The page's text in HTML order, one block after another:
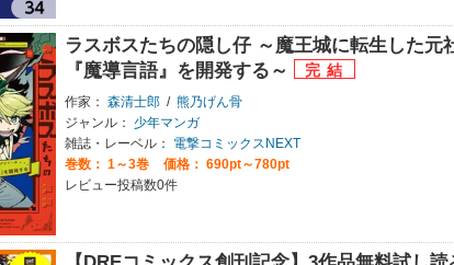
ラスボスたちの隠し仔 ～魔王城に転生した元
『魔導言語』を開発する～
作家： 森清士郎 / 熊乃げん骨
ジャンル：
少年マンガ
雑誌・レーベル：
電撃コミックスNEXT
巻数： 1～3巻
価格： 690pt～780pt
レビュー投稿数0件